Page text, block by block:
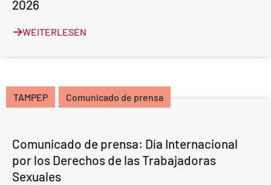
2026
WEITERLESEN
TAMPEP Comunicado de prensa
Comunicado de prensa: Día Internacional
por los Derechos de las Trabajadoras
Sexuales